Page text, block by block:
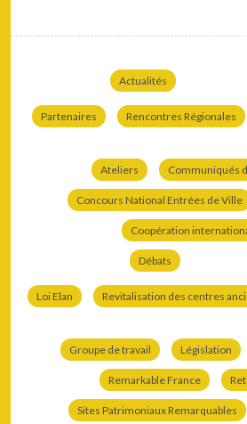
Actualités
Partenaires Rencontres Régionales
Ateliers Communiqués
Concours National Entrées de Ville
Coopération
Débats
Loi Elan Revitalisation des centres
Groupe de travail Législation
Remarkable France
Sites Patrimoniaux Remarquables